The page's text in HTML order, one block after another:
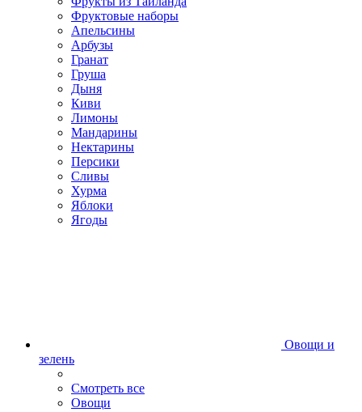
Фруктовые наборы
Апельсины
Арбузы
Гранат
Груша
Дыня
Киви
Лимоны
Мандарины
Нектарины
Персики
Сливы
Хурма
Яблоки
Ягоды
Овощи и
зелень
Смотреть все
Овощи